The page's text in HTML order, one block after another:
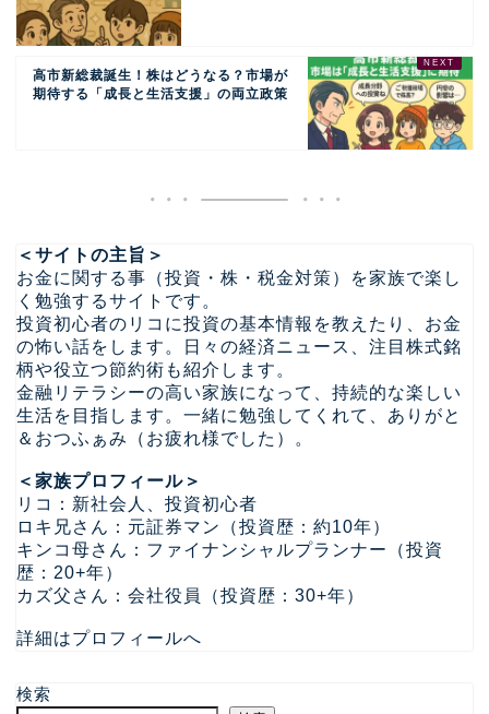
高市新総裁誕生！株はどうなる？市場が
期待する「成長と生活支援」の両立政策
＜サイトの主旨＞
お金に関する事（投資・株・税金対策）を家族で楽し
く勉強するサイトです。
投資初心者のリコに投資の基本情報を教えたり、お金
の怖い話をします。日々の経済ニュース、注目株式銘
柄や役立つ節約術も紹介します。
金融リテラシーの高い家族になって、持続的な楽しい
生活を目指します。一緒に勉強してくれて、ありがと
＆おつふぁみ（お疲れ様でした）。
＜家族プロフィール＞
リコ：新社会人、投資初心者
ロキ兄さん：元証券マン（投資歴：約10年）
キンコ母さん：ファイナンシャルプランナー（投資
歴：20+年）
カズ父さん：会社役員（投資歴：30+年）
詳細はプロフィールへ
検索